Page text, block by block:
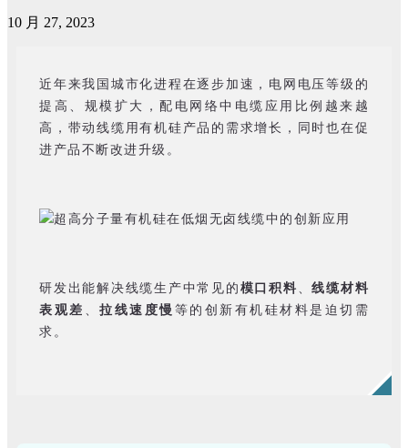
10 月 27, 2023
近年来我国城市化进程在逐步加速，电网电压等级的
提高、规模扩大，配电网络中电缆应用比例越来越
高，带动线缆用有机硅产品的需求增长，同时也在促
进产品不断改进升级。
研发出能解决线缆生产中常见的 模口积料 、线缆材料
表观差 、 拉线速度慢 等的创新有机硅材料是迫切需
求。